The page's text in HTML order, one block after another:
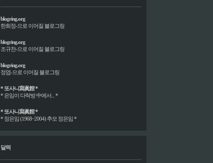
blogring.org
한희정-으로 이어질 블로그링
blogring.org
조규찬-으로 이어질 블로그링
blogring.org
정엽-으로 이어질 블로그링
* 또사니寫眞館 *
* 은임이 다락방 中에서... *
* 또사니寫眞館 *
* 정은임 (1968~2004) 추모 정은임 *
달력